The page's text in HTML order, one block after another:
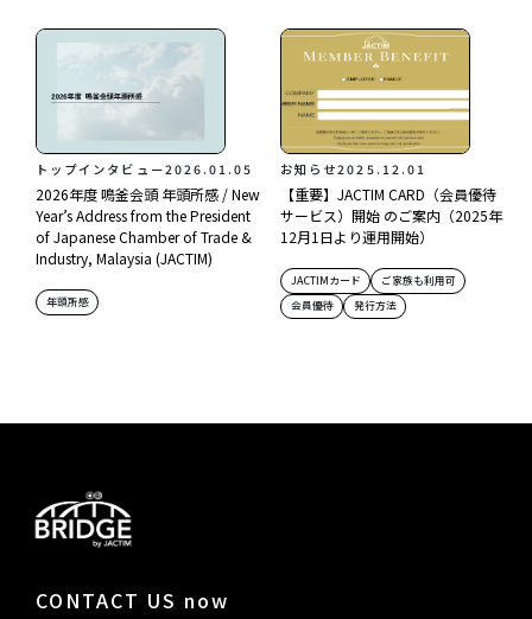
トップインタビュー2026.01.05
2026年度 鳴釜会頭 年頭所感 / New
Year’s Address from the President
of Japanese Chamber of Trade &
Industry, Malaysia (JACTIM)
年頭所感
お知らせ2025.12.01
【重要】JACTIM CARD（会員優待
サービス）開始 のご案内（2025年
12月1日より運用開始）
JACTIMカード
ご家族も利用可
会員優待
発行方法
CONTACT US now